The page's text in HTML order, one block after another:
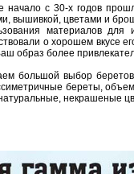
с 30-х годов
вышивкой, цветами и
материалов для
о хорошем вкусе
образ более
большой выбор
береты,
некрашеные